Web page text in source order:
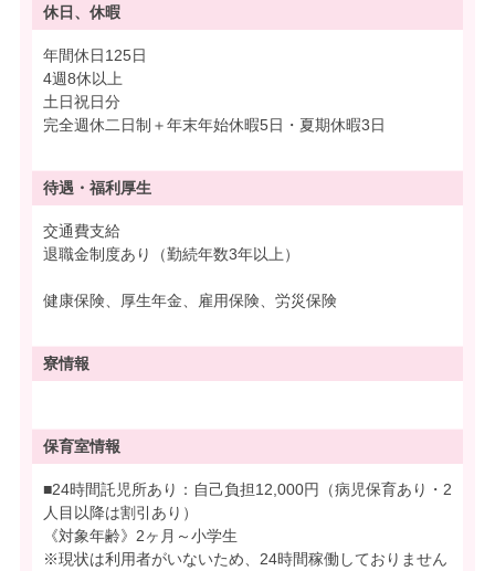
休日、休暇
年間休日125日
4週8休以上
土日祝日分
完全週休二日制＋年末年始休暇5日・夏期休暇3日
待遇・ 福利厚生
交通費支給
退職金制度あり（勤続年数3年以上）
健康保険、厚生年金、雇用保険、労災保険
寮情報
保育室情報
■24時間託児所あり：自己負担12,000円（病児保育あり・2
人目以降は割引あり）
《対象年齢》2ヶ月～小学生
※現状は利用者がいないため、24時間稼働しておりません